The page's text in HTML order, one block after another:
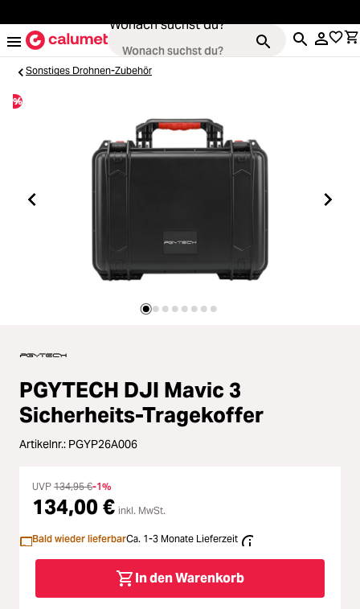
Wonach suchst du?
Objektive
Loading...
Stative & Gimbals
Loading...Zubehör
Loading...
Licht & Studio
Loading...
Bildbearbeitung
Loading...
Ferngläser
Loading...
Second Hand
Loading...
SALE
Sonstiges Drohnen-Zubehör
%
PGYTECH DJI Mavic 3
Sicherheits-Tragekoffer
Artikelnr.: PGYP26A006
UVP 134,95 €-1%
134,00 € inkl. MwSt.
Bald wieder lieferbarCa. 1-3 Monate Lieferzeit
In den Warenkorb